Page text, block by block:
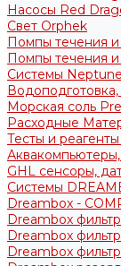
Насосы Red
Свет Orphek
Помпы течения
Помпы течения
Системы
Морская соль
Расходные
Тесты и
GHL сенсоры,
Системы
Dreambox -
Dreambox
Dreambox
Dreambox